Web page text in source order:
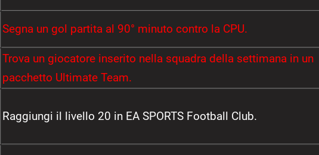
Segna un gol partita al 90° minuto contro la CPU.
Trova un giocatore inserito nella squadra della settimana in un
pacchetto Ultimate Team.
Raggiungi il livello 20 in EA SPORTS Football Club.